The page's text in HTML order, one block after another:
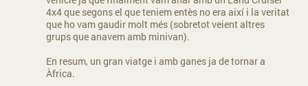
4x4 que segons el que teniem entès no era així i la veritat
que ho vam gaudir molt més (sobretot veient altres
grups que anavem amb minivan).
En resum, un gran viatge i amb ganes ja de tornar a
Àfrica.